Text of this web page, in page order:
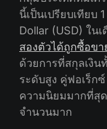
นี้เป็นเปรียบเทียบ
Dollar (USD) ใน
สองตัวได้ถูกซื้อข
ด้วยการที่สกุลเงิน
ระดับสูง คู่ฟอเร็ก
ความนิยมมากที่สุ
จำนวนมาก